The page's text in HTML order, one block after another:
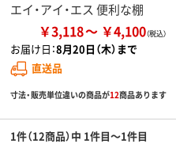
エイ・アイ・エス 便利な棚
￥3,118 ￥4,100
お届け日：8月20日（木）まで
直送品
寸法・販売単位違いの商品が12商品あります
1件（12商品）中 1件目～1件目